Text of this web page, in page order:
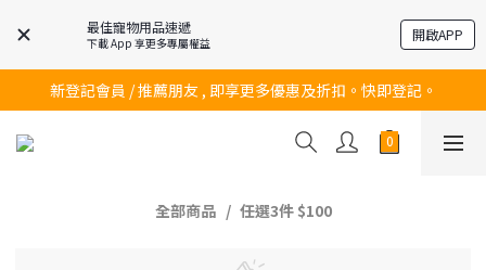
最佳寵物用品速遞
下載 App 享更多專屬權益 開啟APP
訂購滿$200 即可免費送貨!
訂購滿$200 即可免費送貨!
新登記會員 / 推薦朋友 , 即享更多優惠及折扣。快即登記。
訂購滿$200 即可免費送貨!
全部商品 任選3件 $100